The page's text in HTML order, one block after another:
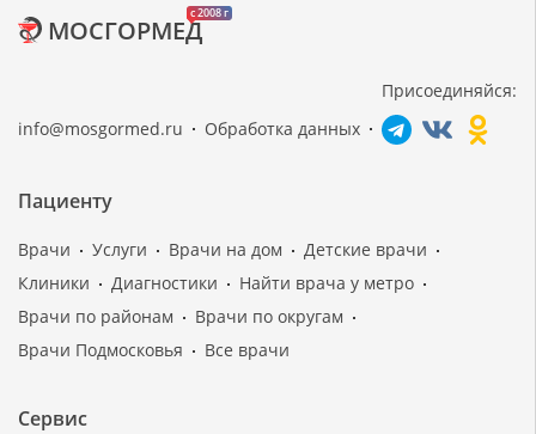
c 2008 г
МОСГОРМЕД
info@mosgormed.ru Обработка данных
Присоединяйся:
Пациенту
Врачи Услуги Врачи на дом
Детские врачи
Клиники
Диагностики
Найти врача у метро
Врачи по районам
Врачи по округам
Врачи Подмосковья
Все врачи
Сервис